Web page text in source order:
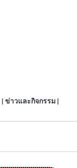
| ข่าวและกิจกรรม |